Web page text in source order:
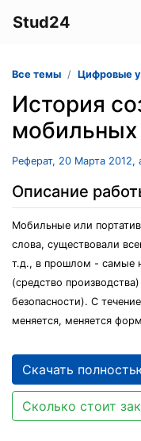
Stud24
Все темы Цифровые
История
мобильных
Реферат, 20 Марта 2012,
Описание
Мобильные или
слова, существовали
т.д., в прошлом - самые
(средство
безопасности). С
меняется, меняется
Скачать
Сколько стоит